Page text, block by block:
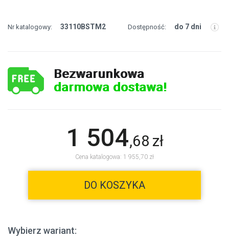
Nr katalogowy: 33110BSTM2 Dostępność: do 7 dni
Bezwarunkowa
darmowa dostawa!
1 504,68 zł
Cena katalogowa: 1 955,70 zł
DO KOSZYKA
Wybierz wariant: